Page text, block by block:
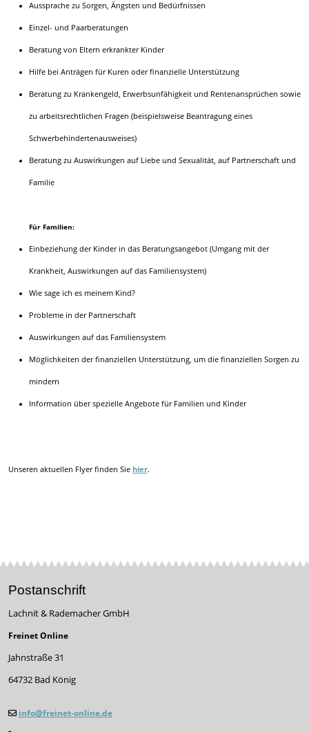
Aussprache zu Sorgen, Ängsten und Bedürfnissen
Einzel- und Paarberatungen
Beratung von Eltern erkrankter Kinder
Hilfe bei Anträgen für Kuren oder finanzielle Unterstützung
Beratung zu Krankengeld, Erwerbsunfähigkeit und Rentenansprüchen sowie
zu arbeitsrechtlichen Fragen (beispielsweise Beantragung eines
Schwerbehindertenausweises)
Beratung zu Auswirkungen auf Liebe und Sexualität, auf Partnerschaft und
Familie
Für Familien:
Einbeziehung der Kinder in das Beratungsangebot (Umgang mit der
Krankheit, Auswirkungen auf das Familiensystem)
Wie sage ich es meinem Kind?
Probleme in der Partnerschaft
Auswirkungen auf das Familiensystem
Möglichkeiten der finanziellen Unterstützung, um die finanziellen Sorgen zu
mindern
Information über spezielle Angebote für Familien und Kinder
Unseren aktuellen Flyer finden Sie hier.
Postanschrift
Lachnit & Rademacher GmbH
Freinet Online
Jahnstraße 31
64732 Bad König
info@freinet-online.de